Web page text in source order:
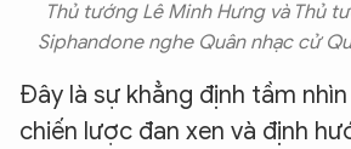
Thủ tướng Lê Minh Hưng và Thủ
Siphandone nghe Quân nhạc cử
Đây là sự khẳng định tầm
chiến lược đan xen và định